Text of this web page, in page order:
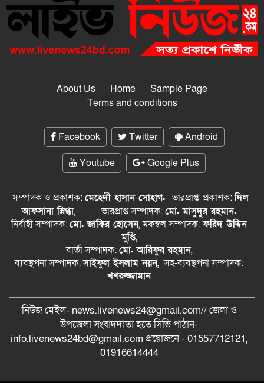
About Us Home
Sample Page
Terms and conditions
Facebook Twitter
Android
Youtube
Google Plus
সম্পাদক ও প্রকাশক:মেহেদী হাসান সোহাগ.ভারপ্রাপ্ত প্রকাশক:দিল
আফসানা স্নিগ্ধা, ভারপ্রাপ্ত সম্পাদক:মো. মাসুদুর রহমান.
নির্বাহী সম্পাদক:মো. জাকির হোসেন, মফস্বল সম্পাদক:ফরিদ উদ্দিন
মুপ্তি,
বার্তা সম্পাদক:মো. আরিফুর রহমান,
ব্যবস্থপনা সম্পাদক:সাইফুল ইসলাম নয়ন, সহ-ব্যবস্থপনা সম্পাদক:
খশরুজ্জামান
নিউজ মেইল- news.livenews24@gmail.com// জেলা ও
‍উপজেলা সংবাদদাতা হতে সিভি পাঠান-
info.livenews24bd@gmail.com প্রয়োজনে - 01557712121,
01916614444